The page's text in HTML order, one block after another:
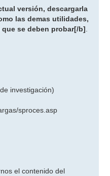
versión, descargarla
las demas utilidades,
se deben probar[/b].
investigación)
sproces.asp
el contenido del